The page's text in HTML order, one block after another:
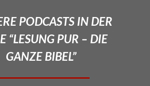
PODCASTS IN DER
“LESUNG PUR – DIE
GANZE BIBEL”